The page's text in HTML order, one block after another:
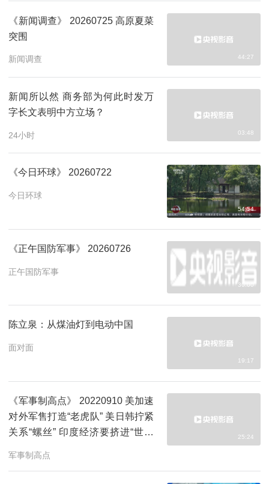
《新闻调查》 20260725 高原夏菜
突围
新闻调查 44:27
新闻所以然 商务部为何此时发万
字长文表明中方立场？
24小时 03:48
《今日环球》 20260722
今日环球
54:54
《正午国防军事》 20260726
正午国防军事
30:00
陈立泉：从煤油灯到电动中国
面对面
19:17
《军事制高点》 20220910 美加速
对外军售打造“老虎队” 美日韩拧紧
关系“螺丝” 印度经济要挤进“世界
军事制高点
25:24